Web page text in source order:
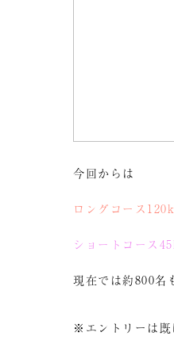
今回からは
ロングコース
ショートコース
現在では約800名
※エントリーは既